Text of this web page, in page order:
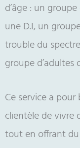
d’âge : un
une D.I, un
trouble du
groupe d’adultes
Ce service a
clientèle de vivre
tout en offrant